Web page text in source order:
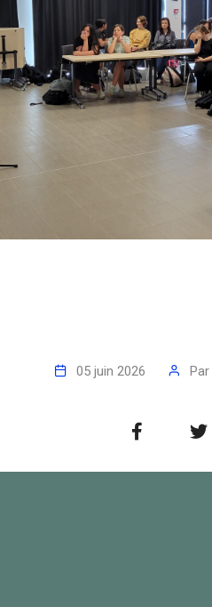
05 juin 2026 Par